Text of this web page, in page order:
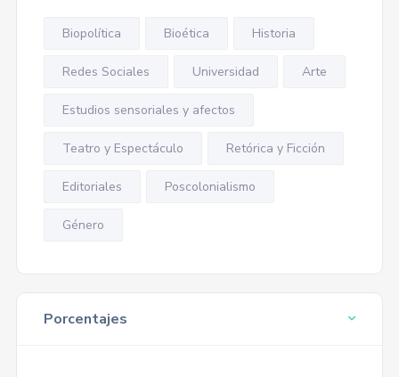
Biopolítica Bioética Historia
Redes Sociales Universidad Arte
Estudios sensoriales y afectos
Teatro y Espectáculo Retórica y Ficción
Editoriales Poscolonialismo
Género
Porcentajes